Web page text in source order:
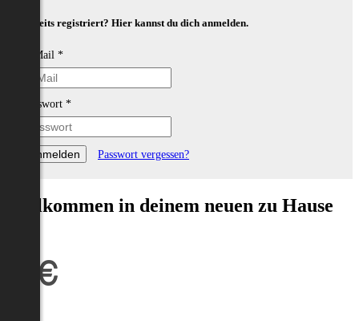
Bereits registriert? Hier kannst du dich anmelden.
E-Mail *
Passwort *
Passwort vergessen?
Willkommen in deinem neuen zu Hause